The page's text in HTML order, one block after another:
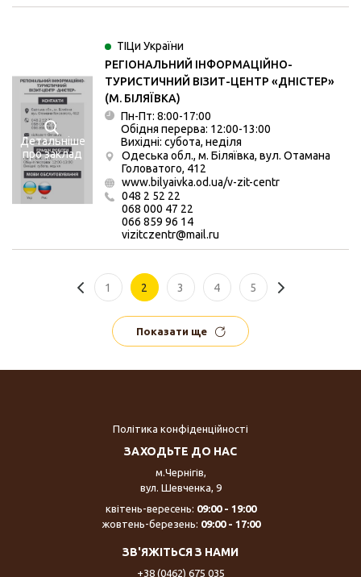
Детальніше
про заклад
ТІЦи України
РЕГІОНАЛЬНИЙ ІНФОРМАЦІЙНО-
ТУРИСТИЧНИЙ ВІЗИТ-ЦЕНТР «ДНІСТЕР»
(М. БІЛЯЇВКА)
Пн-Пт: 8:00-17:00
Обідня перерва: 12:00-13:00
Вихідні: субота, неділя
Одеська обл., м. Біляївка, вул. Отамана
Головатого, 412
www.bilyaivka.od.ua/v-zit-centr
048 2 52 22
068 000 47 22
066 859 96 14
vizitczentr@mail.ru
1 2 3 4 5
Показати ще
Політика конфіденційності
ЗАХОДЬТЕ ДО НАС
м.Чернігів,
вул. Шевченка, 9
квітень-вересень: 09:00 - 19:00
жовтень-березень: 09:00 - 17:00
ЗВ'ЯЖІТЬСЯ З НАМИ
+38 (0462) 675 035